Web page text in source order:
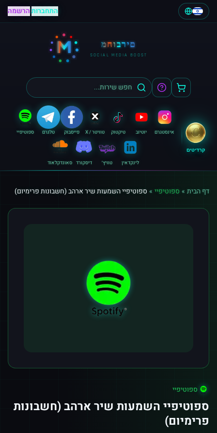
התחברות|הרשמה
M מחוברים
SOCIAL MEDIA BOOST
קרדיטים
אינסטגרם יוטיוב טיקטוק טוויטר / X פייסבוק טלגרם ספוטיפיי
לינקדאין טוויץ׳ דיסקורד סאונדקלאוד
דף הבית » ספוטיפיי » ספוטיפיי השמעות שיר ארהב (חשבונות פרימיום)
ספוטיפיי
ספוטיפיי השמעות שיר ארהב (חשבונות
פרימיום)